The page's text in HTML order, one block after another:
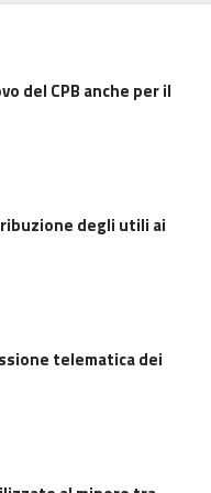
del CPB anche per il
degli utili ai
telematica dei